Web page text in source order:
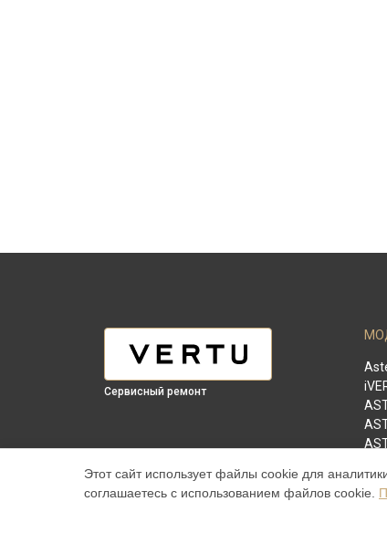
Сервисный ремонт
Этот сайт использует файлы cookie для
соглашаетесь с использованием файлов cookie.